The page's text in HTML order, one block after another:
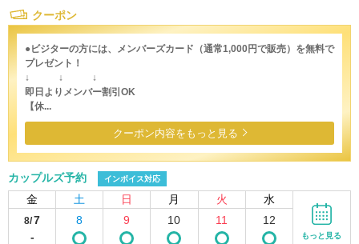
クーポン
●ビジターの方には、メンバーズカード（通常1,000円で販売）を無料で
プレゼント！
↓ ↓ ↓
即日よりメンバー割引OK
【休...
クーポン内容をもっと見る
カップルズ予約 インボイス対応
金 土 日 月 火 水
8/7
-
8 9 10 11 12
もっと見る